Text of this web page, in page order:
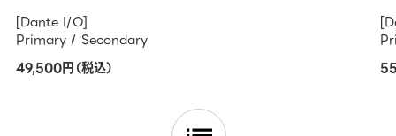
[Dante I/O]
Primary / Secondary
49,500円（税込）